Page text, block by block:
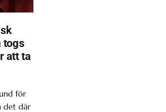
togs
att ta
för
det där